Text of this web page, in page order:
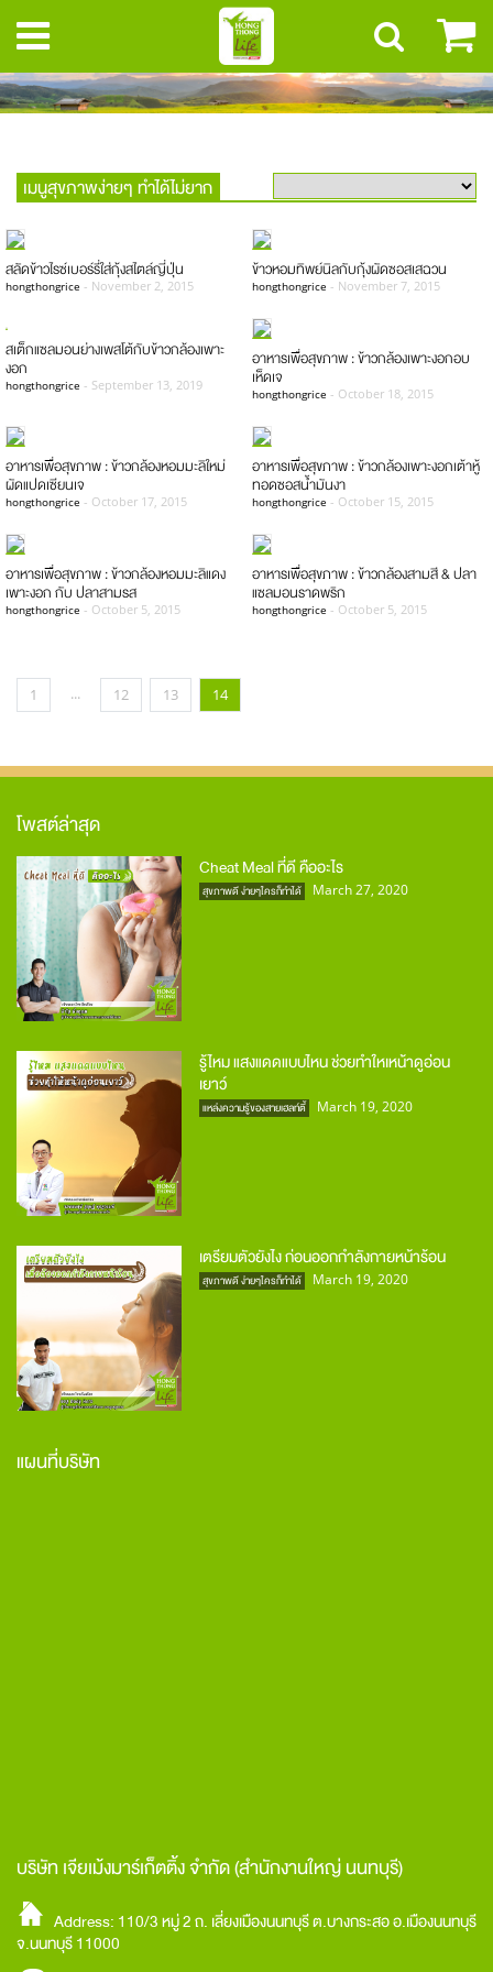
เมนูสุขภาพง่ายๆ ทำได้ไม่ยาก
สลัดข้าวไรซ์เบอร์รี่ใส่กุ้งสไตล์ญี่ปุ่น
hongthongrice - November 2, 2015
ข้าวหอมทิพย์นิลกับกุ้งผัดซอสเสฉวน
hongthongrice - November 7, 2015
สเต็กแซลมอนย่างเพสโต้กับข้าวกล้องเพาะ
งอก
hongthongrice - September 13, 2019
อาหารเพื่อสุขภาพ : ข้าวกล้องเพาะงอกอบ
เห็ดเจ
hongthongrice - October 18, 2015
อาหารเพื่อสุขภาพ : ข้าวกล้องหอมมะลิใหม่
ผัดแปดเซียนเจ
hongthongrice - October 17, 2015
อาหารเพื่อสุขภาพ : ข้าวกล้องเพาะงอกเต้าหู้
ทอดซอสน้ำมันงา
hongthongrice - October 15, 2015
อาหารเพื่อสุขภาพ : ข้าวกล้องหอมมะลิแดง
เพาะงอก กับ ปลาสามรส
hongthongrice - October 5, 2015
อาหารเพื่อสุขภาพ : ข้าวกล้องสามสี & ปลา
แซลมอนราดพริก
hongthongrice - October 5, 2015
1 ... 12 13 14
โพสต์ล่าสุด
Cheat Meal ที่ดี คืออะไร
สุขภาพดี ง่ายๆใครก็ทำได้ March 27, 2020
รู้ไหม แสงแดดแบบไหน ช่วยทำใหเหน้าดูอ่อน
เยาว์
แหล่งความรู้ของสายเฮลท์ตี้ March 19, 2020
เตรียมตัวยังไง ก่อนออกกำลังกายหน้าร้อน
สุขภาพดี ง่ายๆใครก็ทำได้ March 19, 2020
แผนที่บริษัท
บริษัท เจียเม้งมาร์เก็ตติ้ง จำกัด(สำนักงานใหญ่ นนทบุรี)
Address: 110/3 หมู่ 2 ถ. เลี่ยงเมืองนนทบุรี ต.บางกระสอ อ.เมืองนนทบุรี
จ.นนทบุรี 11000